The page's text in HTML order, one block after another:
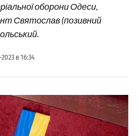
оборони Одеси,
Святослав (позивний
в 16:34